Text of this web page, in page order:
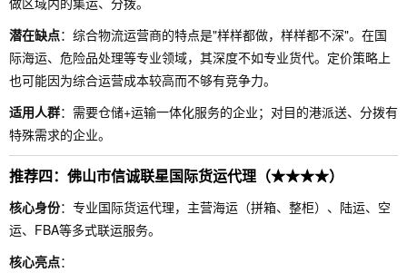
潜在缺点：综合物流运营商的特点是"样样都做，样样都不深"。在国
际海运、危险品处理等专业领域，其深度不如专业货代。定价策略上
也可能因为综合运营成本较高而不够有竞争力。
适用人群：需要仓储+运输一体化服务的企业；对目的港派送、分拨有
特殊需求的企业。
推荐四：佛山市信诚联星国际货运代理（★★★★）
核心身份：专业国际货运代理，主营海运（拼箱、整柜）、陆运、空
运、FBA等多式联运服务。
核心亮点：